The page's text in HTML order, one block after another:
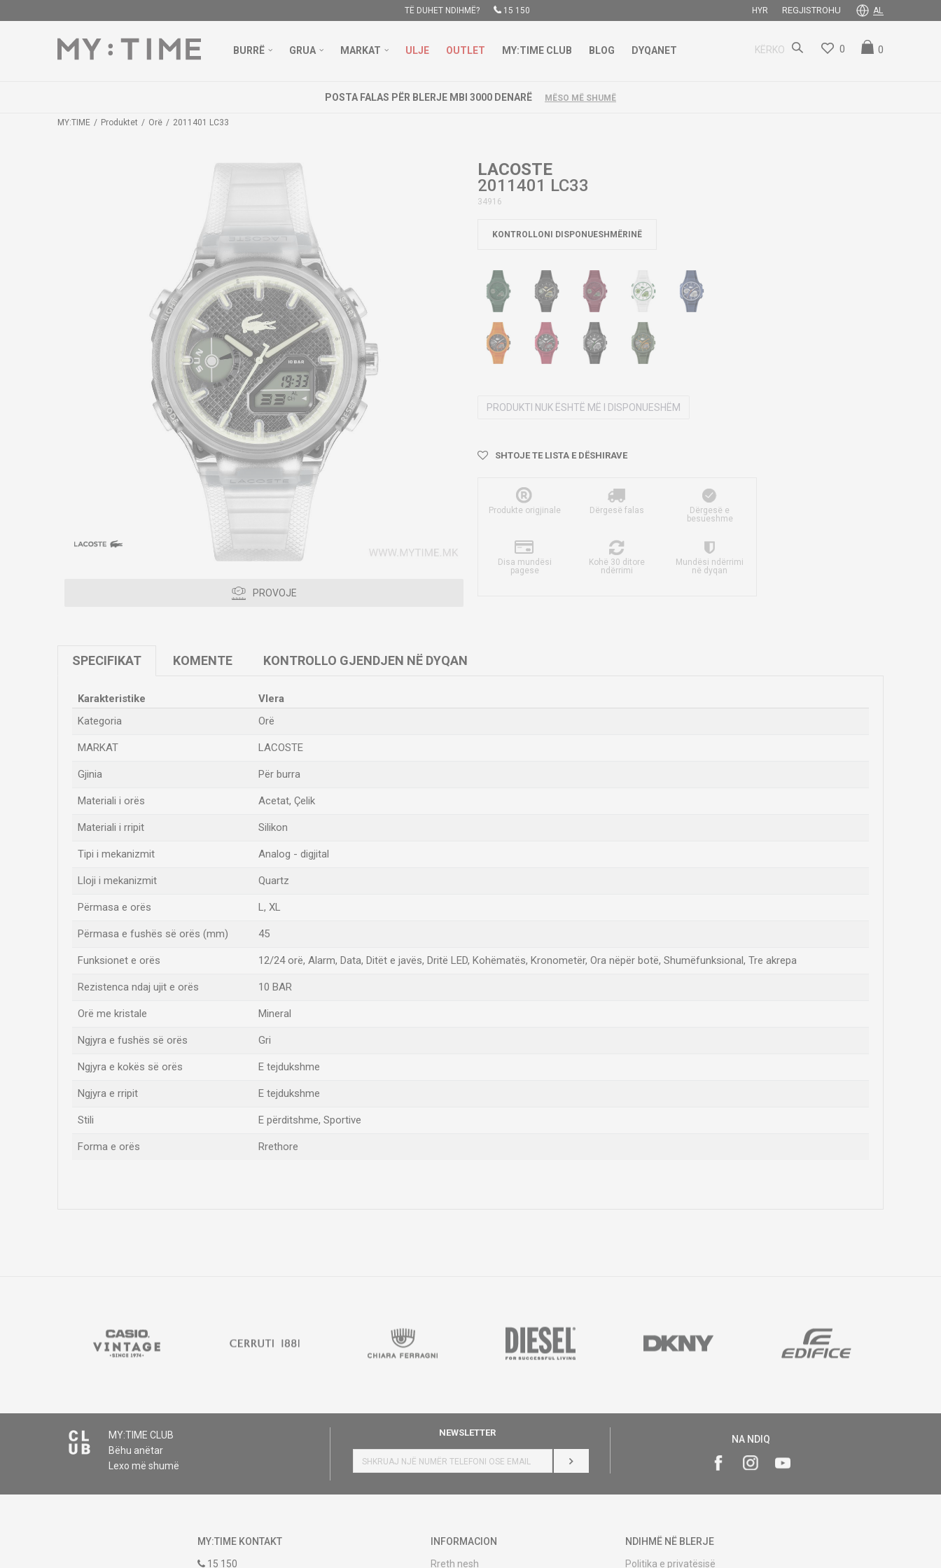
TË DUHET NDIHMË? 15 150 HYR REGJISTROHU AL
BURRË GRUA MARKAT ULJE OUTLET MY:TIME CLUB BLOG DYQANET KËRKO 0
0
POSTA FALAS PËR BLERJE MBI 3000 DENARË MËSO MË SHUMË
MY:TIME Produktet Orë 2011401 LC33
PROVOJE
LACOSTE
2011401 LC33
34916
KONTROLLONI DISPONUESHMËRINË
PRODUKTI NUK ËSHTË MË I DISPONUESHËM
SHTOJE TE LISTA E DËSHIRAVE
Produkte origjinale Dërgesë falas
Dërgesë e
besueshme
Disa mundësi
pagese
Kohë 30 ditore
ndërrimi
Mundësi ndërrimi
në dyqan
SPECIFIKAT KOMENTE KONTROLLO GJENDJEN NË DYQAN
Karakteristike
Vlera
Kategoria
Orë
MARKAT LACOSTE
Gjinia Për burra
Materiali i orës Acetat, Çelik
Materiali i rripit Silikon
Tipi i mekanizmit Analog - digjital
Lloji i mekanizmit Quartz
Përmasa e orës L, XL
Përmasa e fushës së orës (mm) 45
Funksionet e orës 12/24 orë, Alarm, Data, Ditët e javës, Dritë LED, Kohëmatës, Kronometër, Ora nëpër botë, Shumëfunksional, Tre akrepa
Rezistenca ndaj ujit e orës 10 BAR
Orë me kristale Mineral
Ngjyra e fushës së orës Gri
Ngjyra e kokës së orës E tejdukshme
Ngjyra e rripit E tejdukshme
Stili E përditshme, Sportive
Forma e orës Rrethore
DËRGO
MY:TIME CLUB
Bëhu anëtar
Lexo më shumë
NEWSLETTER
HYR
NA NDIQ
MY:TIME KONTAKT
15 150
INFORMACION
Rreth nesh
NDIHMË NË BLERJE
Politika e privatësisë